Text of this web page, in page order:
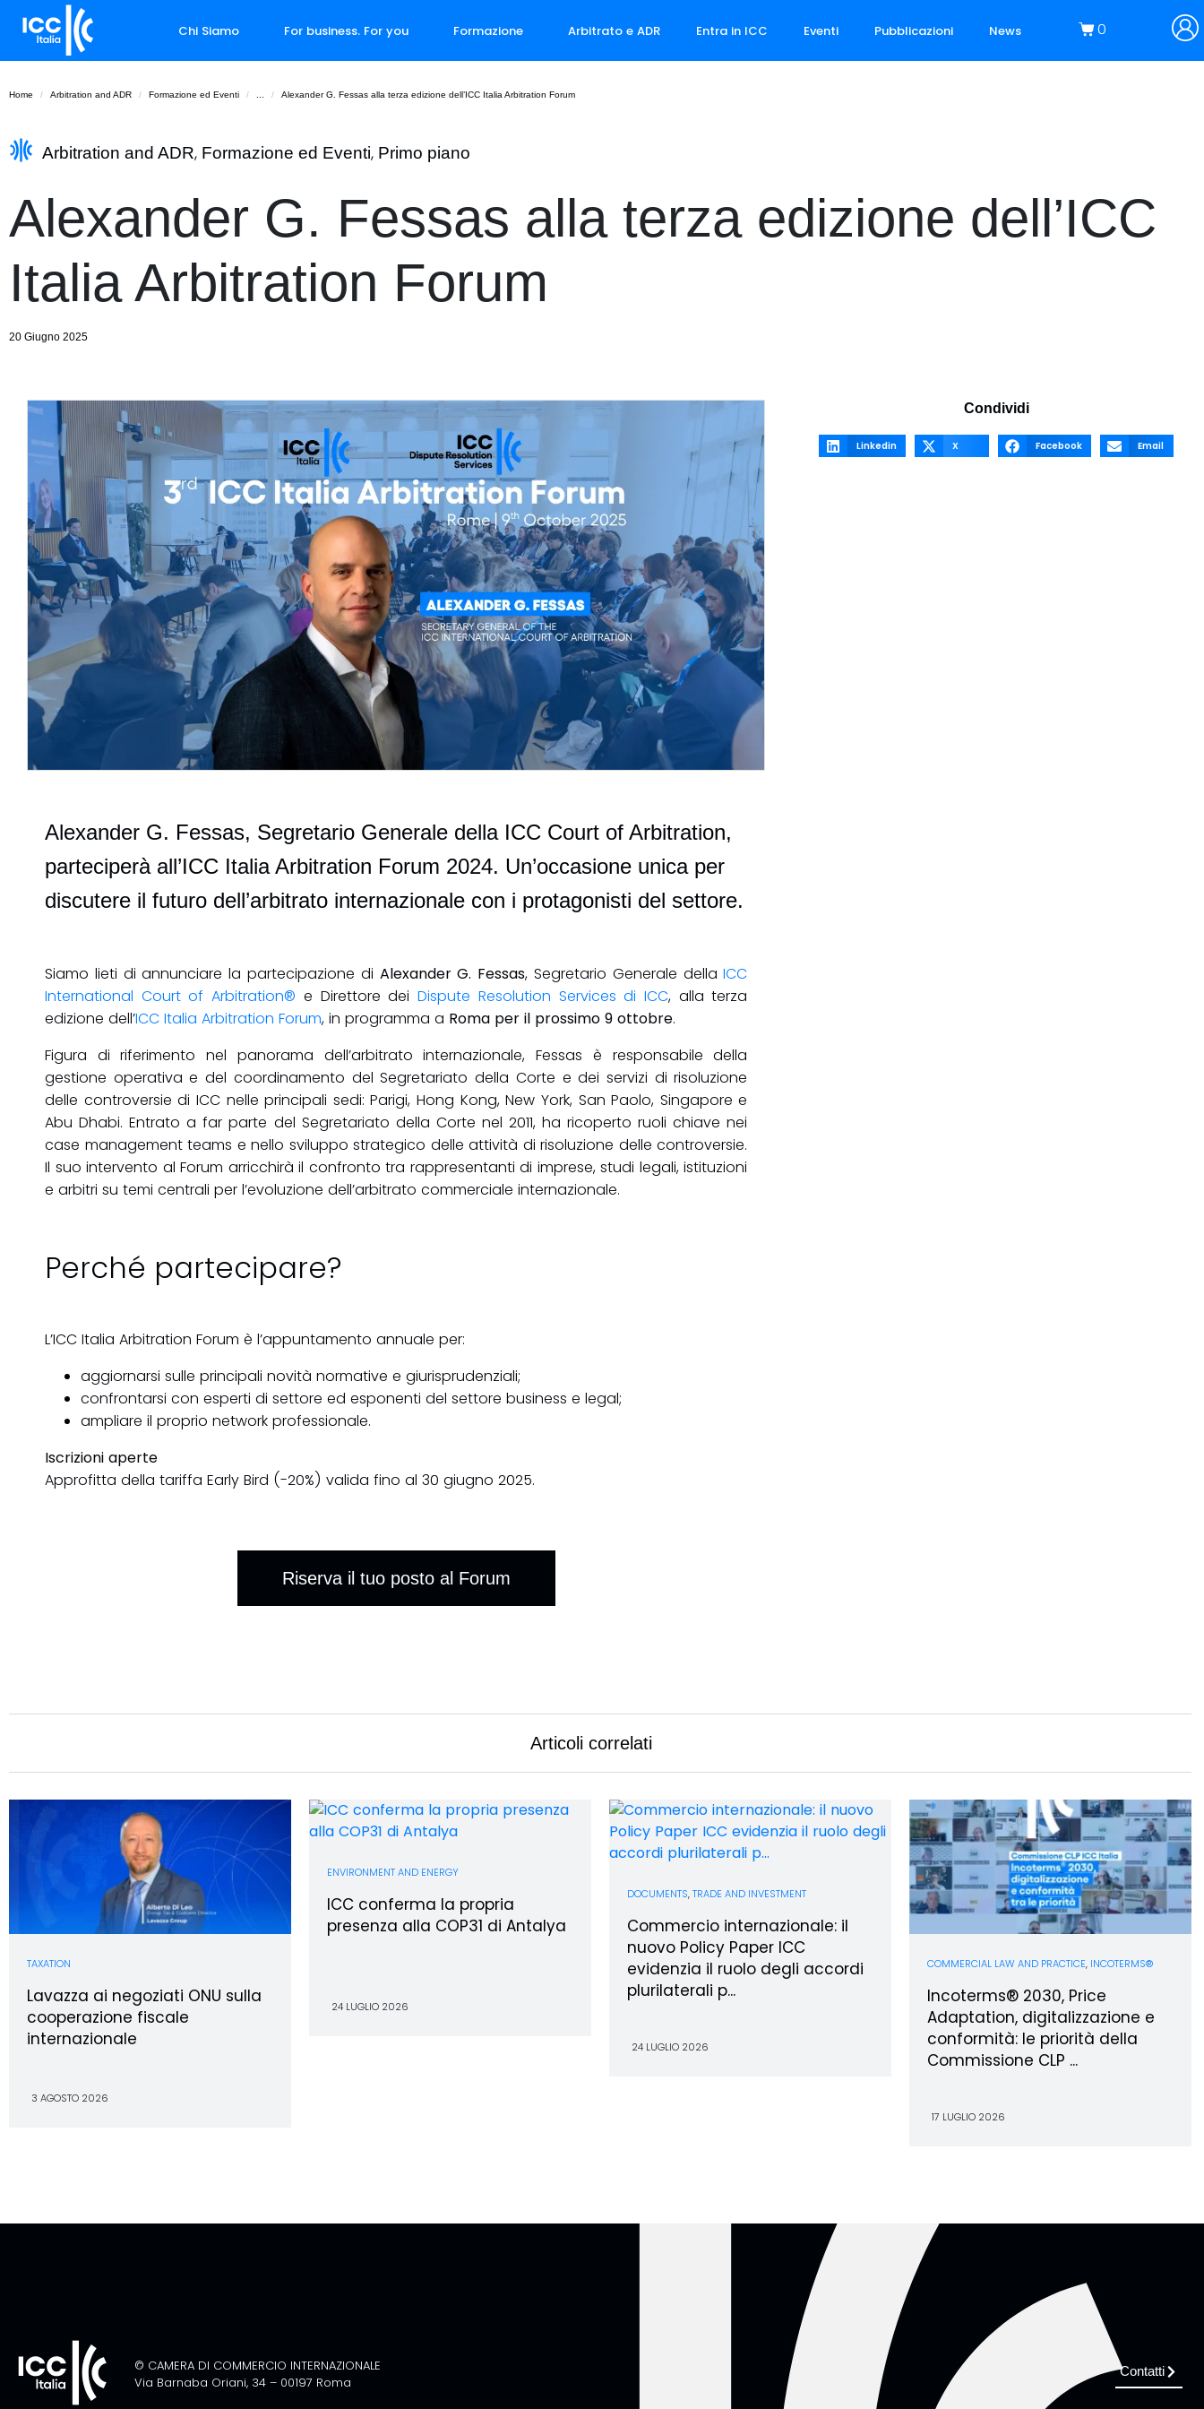
Chi Siamo For business. For you Formazione Arbitrato e ADR Entra in ICC Eventi Pubblicazioni News 0
Home Arbitration and ADR Formazione ed Eventi ... Alexander G. Fessas alla terza edizione dell’ICC Italia Arbitration Forum
Arbitration and ADR, Formazione ed Eventi, Primo piano
Alexander G. Fessas alla terza edizione dell’ICC
Italia Arbitration Forum
20 Giugno 2025
Alexander G. Fessas, Segretario Generale della ICC Court of Arbitration,
parteciperà all’ICC Italia Arbitration Forum 2024. Un’occasione unica per
discutere il futuro dell’arbitrato internazionale con i protagonisti del settore.
Siamo lieti di annunciare la partecipazione di Alexander G. Fessas, Segretario Generale dellaICC
International Court of Arbitration® e Direttore deiDispute Resolution Services di ICC, alla terza
edizione dell’ICC Italia Arbitration Forum, in programma a Roma per il prossimo 9 ottobre.
Figura di riferimento nel panorama dell’arbitrato internazionale, Fessas è responsabile della
gestione operativa e del coordinamento del Segretariato della Corte e dei servizi di risoluzione
delle controversie di ICC nelle principali sedi: Parigi, Hong Kong, New York, San Paolo, Singapore e
Abu Dhabi. Entrato a far parte del Segretariato della Corte nel 2011, ha ricoperto ruoli chiave nei
case management teams e nello sviluppo strategico delle attività di risoluzione delle controversie.
Il suo intervento al Forum arricchirà il confronto tra rappresentanti di imprese, studi legali, istituzioni
e arbitri su temi centrali per l’evoluzione dell’arbitrato commerciale internazionale.
Perché partecipare?
L’ICC Italia Arbitration Forum è l’appuntamento annuale per:
aggiornarsi sulle principali novità normative e giurisprudenziali;
confrontarsi con esperti di settore ed esponenti del settore business e legal;
ampliare il proprio network professionale.
Iscrizioni aperte
Approfitta della tariffa Early Bird (-20%) valida fino al 30 giugno 2025.
Riserva il tuo posto al Forum
Condividi
Linkedin X Facebook Email
Articoli correlati
TAXATION
Lavazza ai negoziati ONU sulla
cooperazione fiscale
internazionale
3 AGOSTO 2026
ENVIRONMENT AND ENERGY
ICC conferma la propria
presenza alla COP31 di Antalya
24 LUGLIO 2026
DOCUMENTS,TRADE AND INVESTMENT
Commercio internazionale: il
nuovo Policy Paper ICC
evidenzia il ruolo degli accordi
plurilaterali p...
24 LUGLIO 2026
COMMERCIAL LAW AND PRACTICE, INCOTERMS®
Incoterms® 2030, Price
Adaptation, digitalizzazione e
conformità: le priorità della
Commissione CLP ...
17 LUGLIO 2026
© CAMERA DI COMMERCIO INTERNAZIONALE
Via Barnaba Oriani, 34 – 00197 Roma
Contatti